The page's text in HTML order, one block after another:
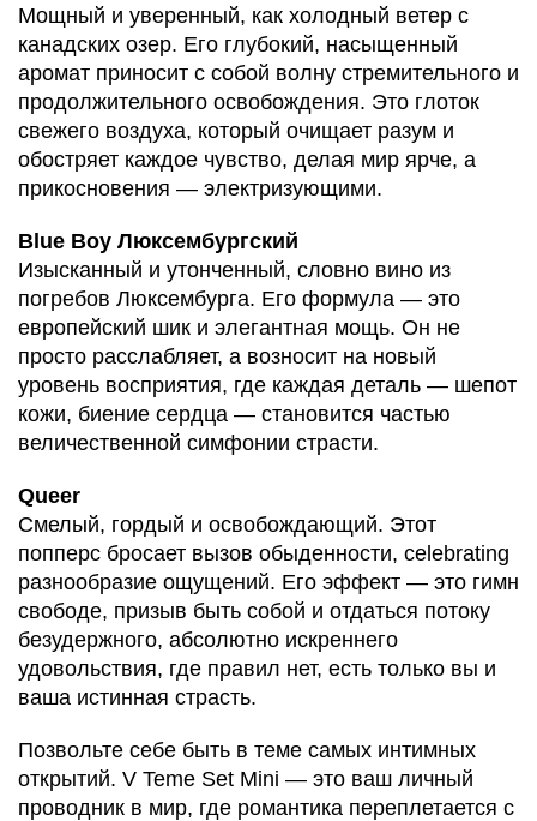
Мощный и уверенный, как холодный ветер с
канадских озер. Его глубокий, насыщенный
аромат приносит с собой волну стремительного и
продолжительного освобождения. Это глоток
свежего воздуха, который очищает разум и
обостряет каждое чувство, делая мир ярче, а
прикосновения — электризующими.
Blue Boy Люксембургский
Изысканный и утонченный, словно вино из
погребов Люксембурга. Его формула — это
европейский шик и элегантная мощь. Он не
просто расслабляет, а возносит на новый
уровень восприятия, где каждая деталь — шепот
кожи, биение сердца — становится частью
величественной симфонии страсти.
Queer
Смелый, гордый и освобождающий. Этот
попперс бросает вызов обыденности, celebrating
разнообразие ощущений. Его эффект — это гимн
свободе, призыв быть собой и отдаться потоку
безудержного, абсолютно искреннего
удовольствия, где правил нет, есть только вы и
ваша истинная страсть.
Позвольте себе быть в теме самых интимных
открытий. V Teme Set Mini — это ваш личный
проводник в мир, где романтика переплетается с